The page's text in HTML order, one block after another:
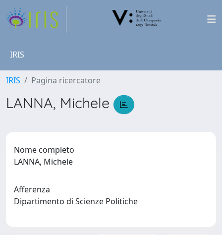
IRIS
IRIS Pagina ricercatore
LANNA, Michele
Nome completo
LANNA, Michele
Afferenza
Dipartimento di Scienze Politiche